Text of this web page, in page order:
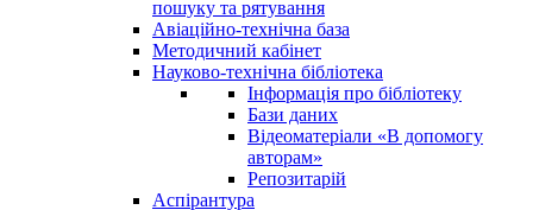
пошуку та рятування
Авіаційно-технічна база
Методичний кабінет
Науково-технічна бібліотека
Інформація про бібліотеку
Бази даних
Відеоматеріали «В допомогу
авторам»
Репозитарій
Аспірантура